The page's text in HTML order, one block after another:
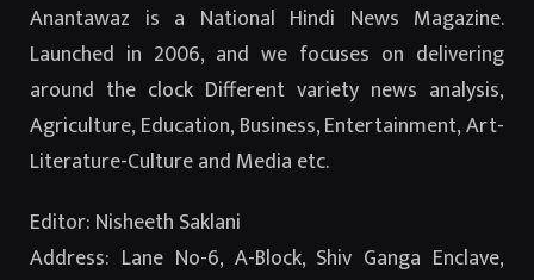
Anantawaz is a National Hindi News Magazine.
Launched in 2006, and we focuses on delivering
around the clock Different variety news analysis,
Agriculture, Education, Business, Entertainment, Art-
Literature-Culture and Media etc.
Editor: Nisheeth Saklani
Address: Lane No-6, A-Block, Shiv Ganga Enclave,